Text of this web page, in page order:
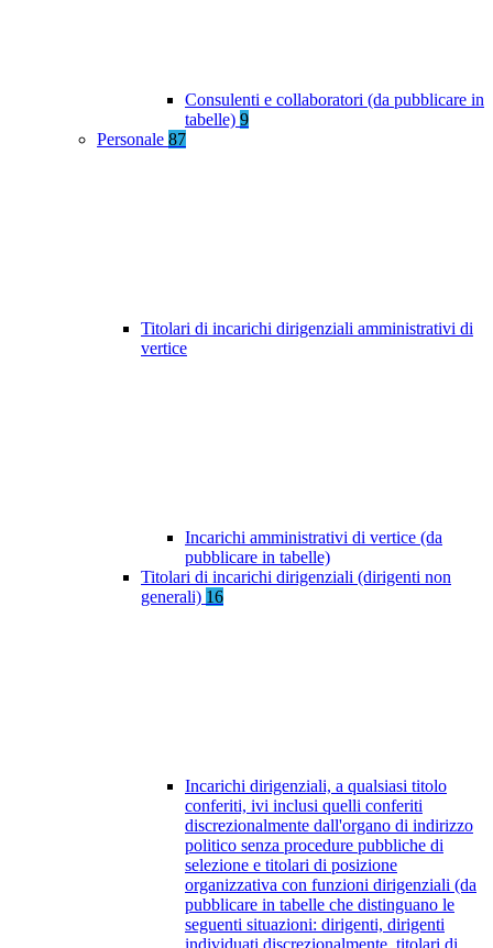
Consulenti e collaboratori (da pubblicare in
tabelle) 9
Personale 87
Titolari di incarichi dirigenziali amministrativi di
vertice
Incarichi amministrativi di vertice (da
pubblicare in tabelle)
Titolari di incarichi dirigenziali (dirigenti non
generali) 16
Incarichi dirigenziali, a qualsiasi titolo
conferiti, ivi inclusi quelli conferiti
discrezionalmente dall'organo di indirizzo
politico senza procedure pubbliche di
selezione e titolari di posizione
organizzativa con funzioni dirigenziali (da
pubblicare in tabelle che distinguano le
seguenti situazioni: dirigenti, dirigenti